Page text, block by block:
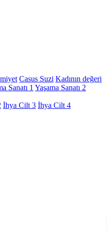
Casus Suzi Kadının değeri
Sanatı 1 Yaşama Sanatı 2
İhya Cilt 3 İhya Cilt 4